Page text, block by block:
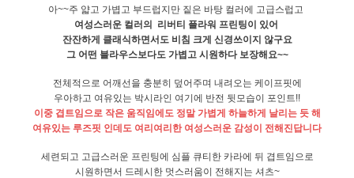
아~~주 얇고 가볍고 부드럽지만 짙은 바탕 컬러에 고급스럽고
여성스러운 컬러의 리버티 플라워 프린팅이 있어
잔잔하게 클래식하면서도 비침 크게 신경쓰이지 않구요
그 어떤 블라우스보다도 가볍고 시원하다 보장해요~~
전체적으로 어깨선을 충분히 덮어주며 내려오는 케이프핏에
우아하고 여유있는 박시라인 여기에 반전 뒷모습이 포인트!!
이중 겹트임으로 작은 움직임에도 정말 가볍게 하늘하게 날리는 듯 해
여유있는 루즈핏 인데도 여리여리한 여성스러운 감성이 전해진답니다
세련되고 고급스러운 프린팅에 심플 큐티한 카라에 뒤 겹트임으로
시원하면서 드레시한 멋스러움이 전해지는 셔츠~